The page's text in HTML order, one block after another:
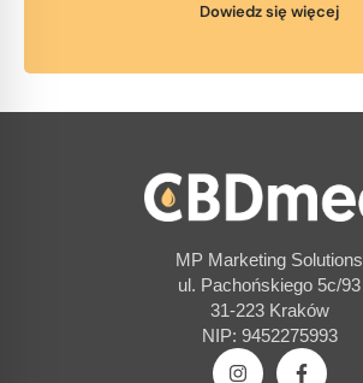
Dowiedz się więcej
MP Marketing Solutions
ul. Pachońskiego 5c/93
31-223 Kraków
NIP: 9452275993